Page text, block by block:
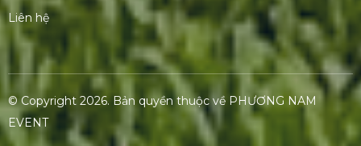
Liên hệ
© Copyright 2026. Bản quyền thuộc về PHƯƠNG NAM
EVENT